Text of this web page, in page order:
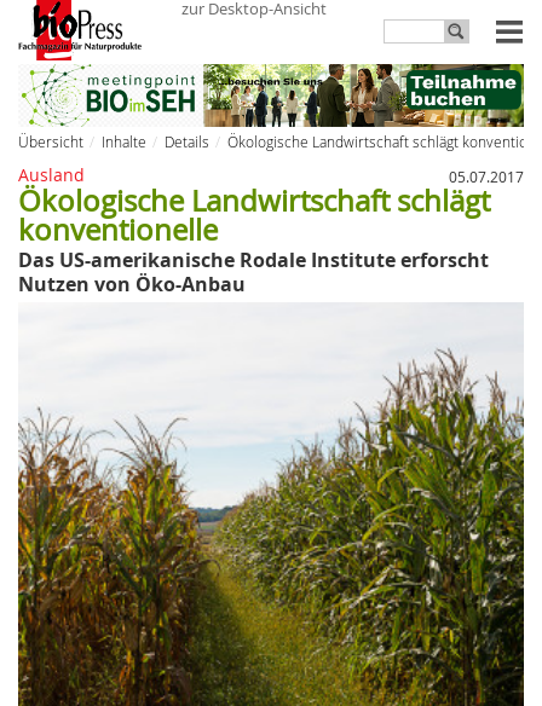
zur Desktop-Ansicht
Übersicht Inhalte Details Ökologische Landwirtschaft schlägt
Ausland 05.07.2017
Ökologische Landwirtschaft schlägt
konventionelle
Das US-amerikanische Rodale Institute erforscht
Nutzen von Öko-Anbau